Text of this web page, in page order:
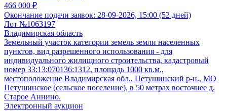
466 000 ₽
Окончание подачи заявок: 28-09-2026, 15:00 (52 дней)
Лот №1063197
Владимирская область
Земельный участок категории земель земли населенных
пунктов, вид разрешенного использования - для
индивидуального жилищного строительства, кадастровый
номер 33:13:070136:1312, площадь 1000 кв.м.,
местоположение Владимирская обл., Петушинский р-н., МО
Петушинское (сельское поселение), в 50 метрах восточнее д.
Старое Аннино.
Электронный аукцион